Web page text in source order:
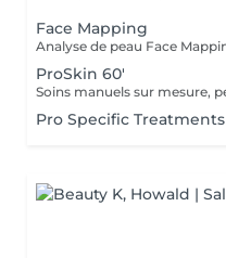
Face Mapping
ProSkin 60'
Pro Specific Treatments